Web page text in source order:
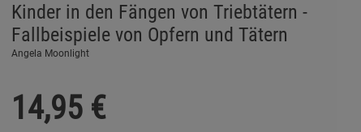
Kinder in den Fängen von Triebtätern -
Fallbeispiele von Opfern und Tätern
Angela Moonlight
14,95 €